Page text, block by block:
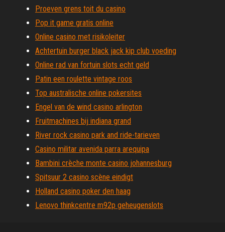
Proeven grens toit du casino
Pop it game gratis online
Online casino met risikoleiter
Achtertuin burger black jack kip club voeding
Online rad van fortuin slots echt geld
Patin een roulette vintage roos
Top australische online pokersites
Engel van de wind casino arlington
Fruitmachines bij indiana grand
River rock casino park and ride-tarieven
Casino militar avenida parra arequipa
Bambini crèche monte casino johannesburg
Spitsuur 2 casino scène eindigt
Holland casino poker den haag
Lenovo thinkcentre m92p geheugenslots